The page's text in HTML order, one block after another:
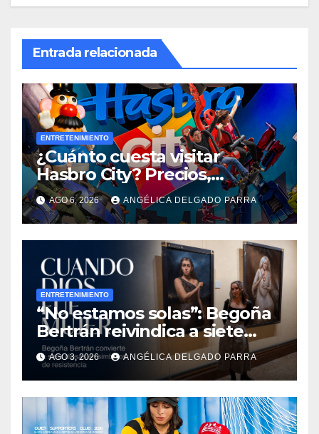
Entrada relacionada
ENTRETENIMIENTO
¿Cuánto cuesta visitar
Hasbro City? Precios,
atracciones y actividades de
Summer Fest
AGO 6, 2026 ANGÉLICA DELGADO PARRA
ENTRETENIMIENTO
“No estamos solas”: Begoña
Bertrán reivindica a siete
diosas en “Cuando Dios fue
mujer”
AGO 3, 2026 ANGÉLICA DELGADO PARRA